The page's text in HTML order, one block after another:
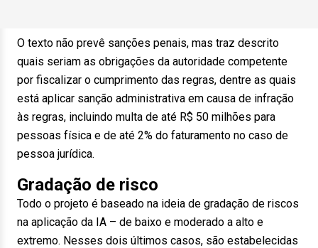
O texto não prevê sanções penais, mas traz descrito
quais seriam as obrigações da autoridade competente
por fiscalizar o cumprimento das regras, dentre as quais
está aplicar sanção administrativa em causa de infração
às regras, incluindo multa de até R$ 50 milhões para
pessoas física e de até 2% do faturamento no caso de
pessoa jurídica.
Gradação de risco
Todo o projeto é baseado na ideia de gradação de riscos
na aplicação da IA – de baixo e moderado a alto e
extremo. Nesses dois últimos casos, são estabelecidas